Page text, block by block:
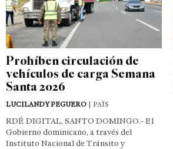
Prohíben circulación de
vehículos de carga Semana
Santa 2026
LUCILANDY PEGUERO | PAÍS
RDÉ DIGITAL, SANTO DOMINGO.- El
Gobierno dominicano, a través del
Instituto Nacional de Tránsito y